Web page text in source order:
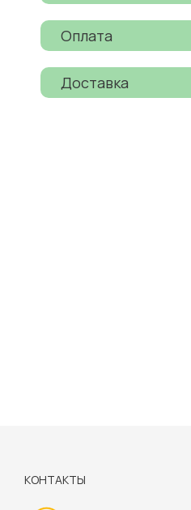
Оплата
Доставка
КОНТАКТЫ